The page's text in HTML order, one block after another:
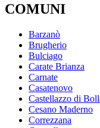
COMUNI
Barzanò
Brugherio
Bulciago
Carate Brianza
Carnate
Casatenovo
Castellazzo di
Cesano Maderno
Correzzana